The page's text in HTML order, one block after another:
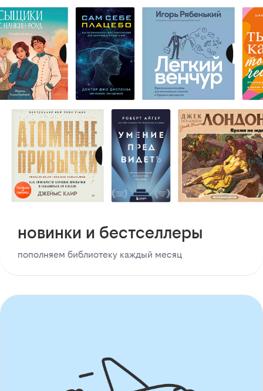
новинки и бестселлеры
пополняем библиотеку каждый месяц